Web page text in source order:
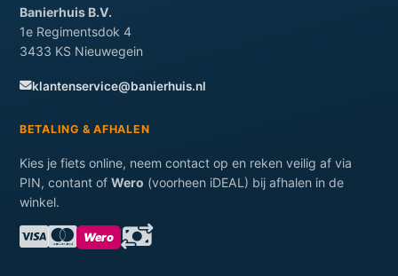
Banierhuis B.V.
1e Regimentsdok 4
3433 KS Nieuwegein
klantenservice@banierhuis.nl
BETALING & AFHALEN
Kies je fiets online, neem contact op en reken veilig af via
PIN, contant of Wero (voorheen iDEAL) bij afhalen in de
winkel.
Wero